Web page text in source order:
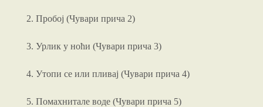
2. Пробој (Чувари прича 2)
3. Урлик у ноћи (Чувари прича 3)
4. Утопи се или пливај (Чувари прича 4)
5. Помахнитале воде (Чувари прича 5)